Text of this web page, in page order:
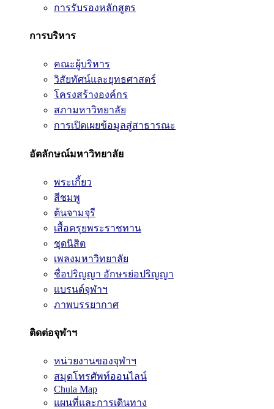
การรับรองหลักสูตร
การบริหาร
คณะผู้บริหาร
วิสัยทัศน์และยุทธศาสตร์
โครงสร้างองค์กร
สภามหาวิทยาลัย
การเปิดเผยข้อมูลสู่สาธารณะ
อัตลักษณ์มหาวิทยาลัย
พระเกี้ยว
สีชมพู
ต้นจามจุรี
เสื้อครุยพระราชทาน
ชุดนิสิต
เพลงมหาวิทยาลัย
ชื่อปริญญา อักษรย่อปริญญา
แบรนด์จุฬาฯ
ภาพบรรยากาศ
ติดต่อจุฬาฯ
หน่วยงานของจุฬาฯ
สมุดโทรศัพท์ออนไลน์
Chula Map
แผนที่และการเดินทาง